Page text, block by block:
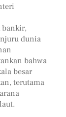
bankir,
dunia
bahwa
besar
terutama